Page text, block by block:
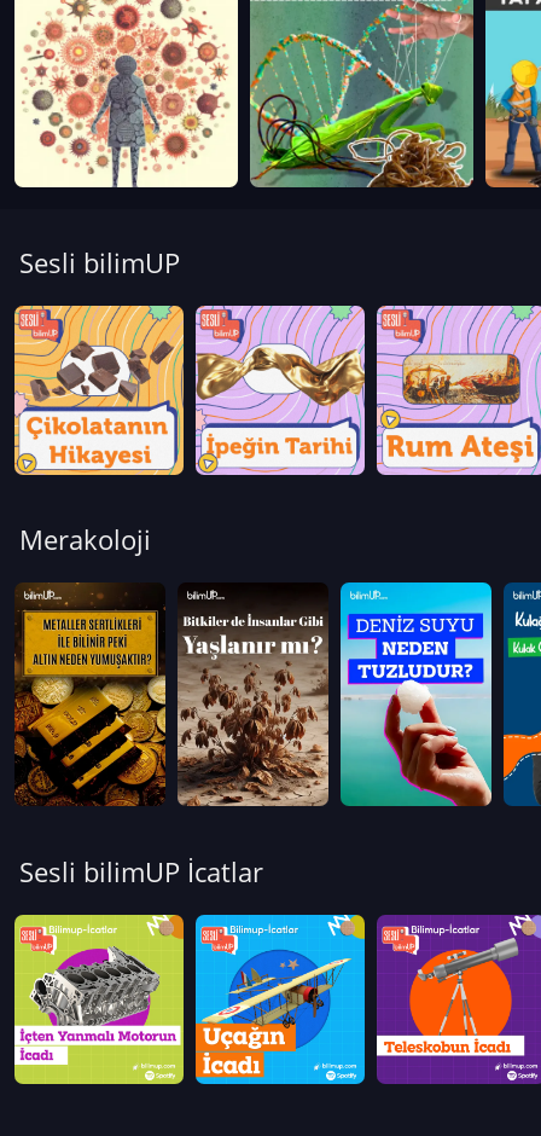
Sesli bilimUP
Merakoloji
Sesli bilimUP İcatlar